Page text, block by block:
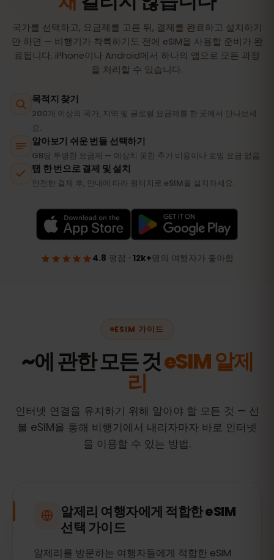
ESIM 가이드
~에 관한 모든 것eSIM 알제
리
인터넷 연결을 유지하기 위해 알아야 할 모든 것 — 선
불 eSIM을 통해 비행기에서 내리자마자 바로 인터넷
을 이용할 수 있는 방법.
알제리 여행자에게 적합한 eSIM
선택 가이드
알제리를 방문하는 여행자들에게 적합한 eSIM